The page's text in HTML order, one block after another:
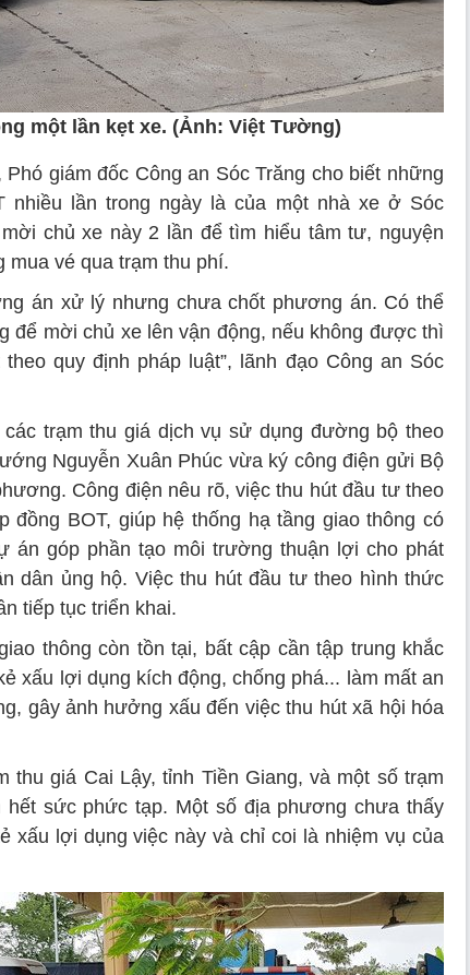
một lần kẹt xe. (Ảnh: Việt Tường)
giám đốc Công an Sóc Trăng cho biết những
nhiều lần trong ngày là của một nhà xe ở Sóc
chủ xe này 2 lần để tìm hiểu tâm tư, nguyện
mua vé qua trạm thu phí.
án xử lý nhưng chưa chốt phương án. Có thể
để mời chủ xe lên vận động, nếu không được thì
quy định pháp luật”, lãnh đạo Công an Sóc
trạm thu giá dịch vụ sử dụng đường bộ theo
Nguyễn Xuân Phúc vừa ký công điện gửi Bộ
Công điện nêu rõ, việc thu hút đầu tư theo
đồng BOT, giúp hệ thống hạ tầng giao thông có
án góp phần tạo môi trường thuận lợi cho phát
dân ủng hộ. Việc thu hút đầu tư theo hình thức
tiếp tục triển khai.
thông còn tồn tại, bất cập cần tập trung khắc
xấu lợi dụng kích động, chống phá... làm mất an
gây ảnh hưởng xấu đến việc thu hút xã hội hóa
thu giá Cai Lậy, tỉnh Tiền Giang, và một số trạm
hết sức phức tạp. Một số địa phương chưa thấy
xấu lợi dụng việc này và chỉ coi là nhiệm vụ của